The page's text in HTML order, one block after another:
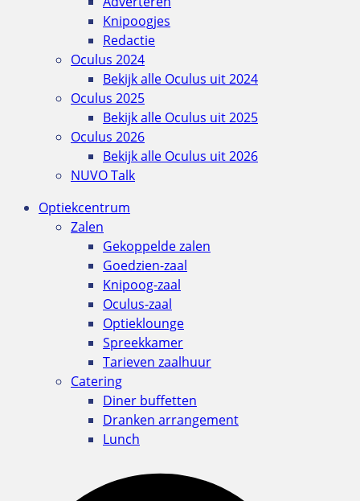
Knipoogjes
Redactie
Oculus 2024
Bekijk alle Oculus uit 2024
Oculus 2025
Bekijk alle Oculus uit 2025
Oculus 2026
Bekijk alle Oculus uit 2026
NUVO Talk
Optiekcentrum
Zalen
Gekoppelde zalen
Goedzien-zaal
Knipoog-zaal
Oculus-zaal
Optieklounge
Spreekkamer
Tarieven zaalhuur
Catering
Diner buffetten
Dranken arrangement
Lunch